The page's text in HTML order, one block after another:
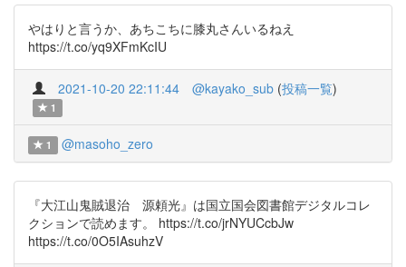
やはりと言うか、あちこちに膝丸さんいるねえ
https://t.co/yq9XFmKcIU
2021-10-20 22:11:44 @kayako_sub (投稿一覧)
1
1 @masoho_zero
『大江山鬼賊退治 源頼光』は国立国会図書館デジタルコレ
クションで読めます。 https://t.co/jrNYUCcbJw
https://t.co/0O5IAsuhzV